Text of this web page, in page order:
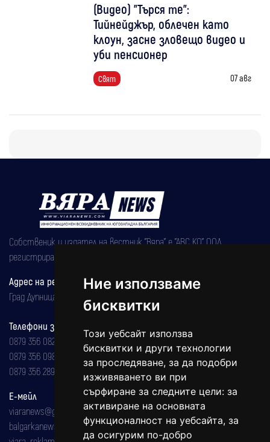
Ние използваме
бисквитки
Този уебсайт използва
бисквитки и други технологии
за проследяване, за да подобри
изживяването ви при
сърфиране за следните цели: за
активиране на основната
функционалност на уебсайта, за
да осигурим по-добро
(Видео) "Търся те":
Тийнейджър, облечен като
клоун, засне зловещо видео и
уби пенсионер
Свят 07 авг
Собственик и издател на вестник "Вяра" е "АВС КО" ООД,
регистрирана на 08.05.2002 година.
Адрес на редакцията
Град Дупница, ул.''Христо Ботев" 43
Телефони за реклама и абонаменти
0879 356 082
0879 356 098
0879 356 289
Е-мейл
viaranews@gmail.com
balgarkanews@gmail.com